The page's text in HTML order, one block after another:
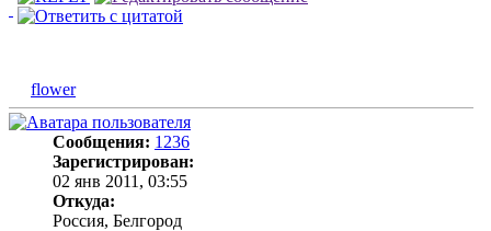
flower
Сообщения: 1236
Зарегистрирован:
02 янв 2011, 03:55
Откуда:
Россия, Белгород